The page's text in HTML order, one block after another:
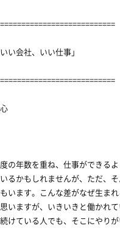
い会社、いい仕事」
の年数を重ね、仕事ができる
るかもしれませんが、ただ、
います。こんな差がなぜ生ま
いますが、いきいきと働かれ
けている人でも、そこにやり